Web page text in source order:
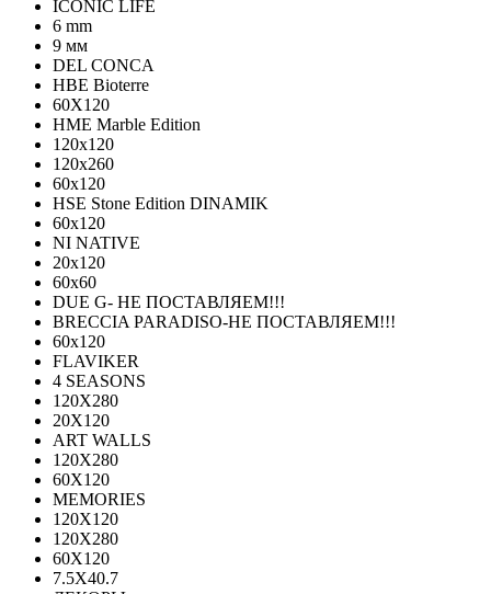
ICONIC LIFE
6 mm
9 мм
DEL CONCA
HBE Bioterre
60Х120
HME Marble Edition
120x120
120x260
60x120
HSE Stone Edition DINAMIK
60x120
NI NATIVE
20х120
60х60
DUE G- НЕ ПОСТАВЛЯЕМ!!!
BRECCIA PARADISO-НЕ ПОСТАВЛЯЕМ!!!
60х120
FLAVIKER
4 SEASONS
120Х280
20X120
ART WALLS
120Х280
60Х120
MEMORIES
120X120
120X280
60Х120
7.5X40.7